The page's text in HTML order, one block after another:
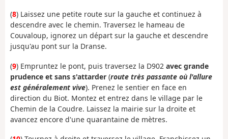
(8) Laissez une petite route sur la gauche et continuez à
descendre avec le chemin. Traversez le hameau de
Couvaloup, ignorez un départ sur la gauche et descendre
jusqu'au pont sur la Dranse.
(9) Empruntez le pont, puis traversez la D902 avec grande
prudence et sans s'attarder (route très passante où l'allure
est généralement vive). Prenez le sentier en face en
direction du Biot. Montez et entrez dans le village par le
Chemin de la Coudre. Laissez la mairie sur la droite et
avancez encore d'une quarantaine de mètres.